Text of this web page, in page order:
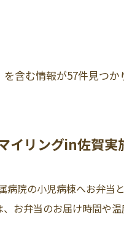
含む情報が57件見つか
リングin佐賀実
病院の小児病棟へお弁
お弁当のお届け時間や